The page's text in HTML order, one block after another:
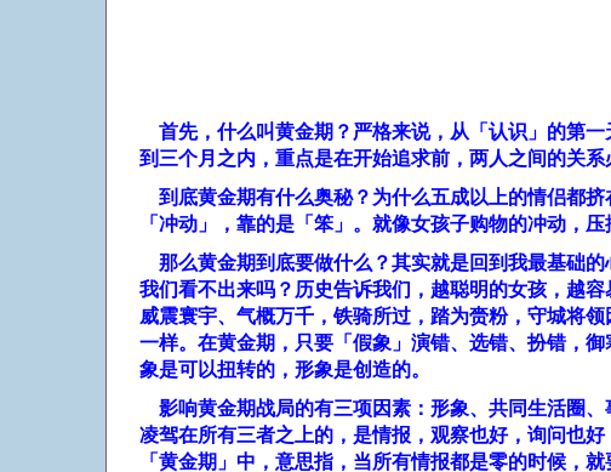
首先，什么叫黄金期？严格来说，从「认识」的第一
到三个月之内，重点是在开始追求前，两人之间的关系
到底黄金期有什么奥秘？为什么五成以上的情侣都
「冲动」，靠的是「笨」。就像女孩子购物的冲动，压
那么黄金期到底要做什么？其实就是回到我最基础
我们看不出来吗？历史告诉我们，越聪明的女孩，越
威震寰宇、气概万千，铁骑所过，踏为赍粉，守城将
一样。在黄金期，只要「假象」演错、选错、扮错，
象是可以扭转的，形象是创造的。
影响黄金期战局的有三项因素：形象、共同生活圈
凌驾在所有三者之上的，是情报，观察也好，询问也
「黄金期」中，意思指，当所有情报都是零的时候，